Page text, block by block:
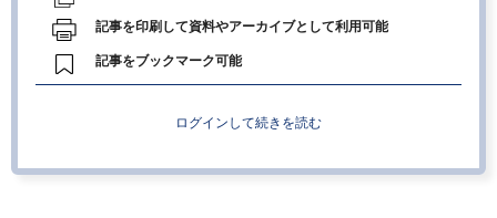
記事を印刷して資料やアーカイブとして利用可能
記事をブックマーク可能
ログインして続きを読む